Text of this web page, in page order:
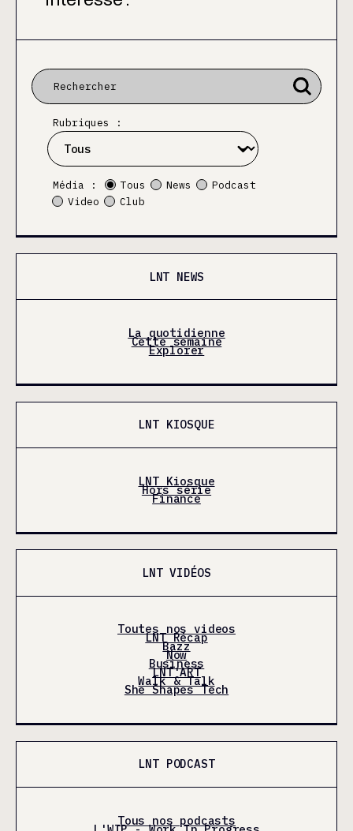
Rubriques :
Média : Tous News
Podcast
Video
Club
LNT NEWS
La quotidienne
Cette semaine
Explorer
LNT KIOSQUE
LNT Kiosque
Hors série
Finance
LNT VIDÉOS
Toutes nos videos
LNT Récap
Bazz
Now
Business
LNT'ART
Walk & Talk
She Shapes Tech
LNT PODCAST
Tous nos podcasts